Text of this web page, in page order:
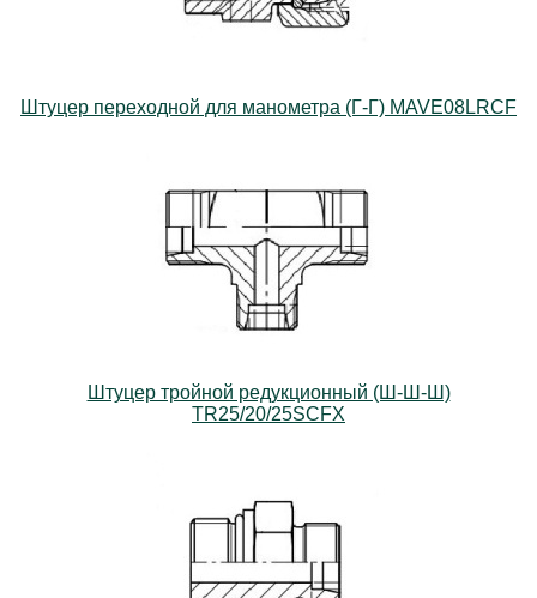
Штуцер переходной для манометра (Г-Г) MAVE08LRCF
Штуцер тройной редукционный (Ш-Ш-Ш)
TR25/20/25SCFX